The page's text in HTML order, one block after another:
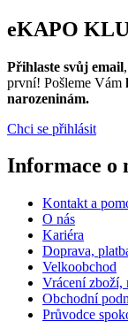
eKAPO
Přihlaste svůj email
první! Pošleme Vám
narozeninám.
Chci se přihlásit
Informace o
Kontakt a
O nás
Kariéra
Doprava,
Velkoobchod
Vrácení zboží,
Obchodní
Průvodce